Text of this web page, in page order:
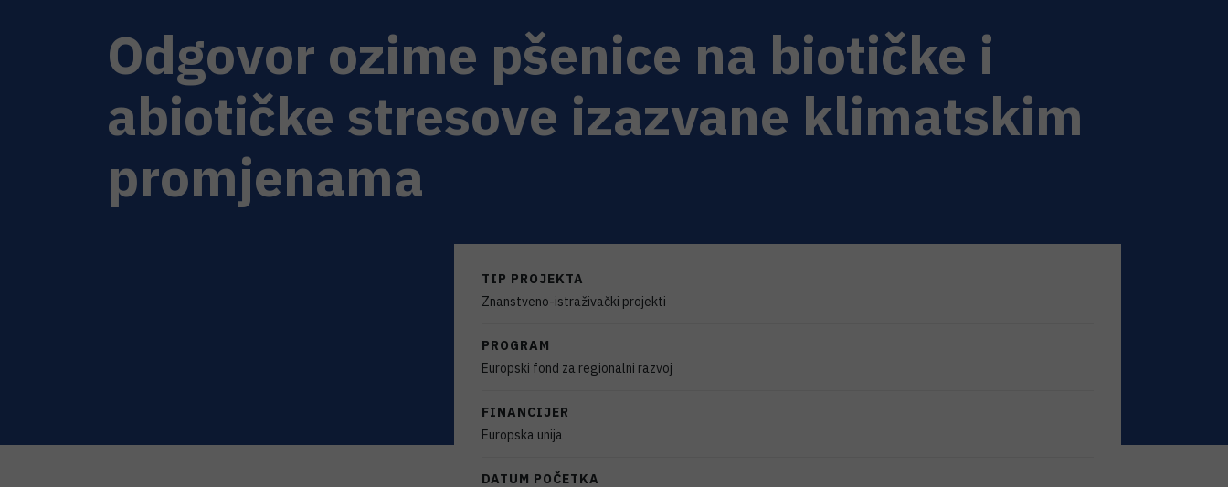
Odgovor ozime pšenice na biotičke i
abiotičke stresove izazvane klimatskim
promjenama
TIP PROJEKTA
Znanstveno-istraživački projekti
PROGRAM
Europski fond za regionalni razvoj
FINANCIJER
Europska unija
DATUM POČETKA